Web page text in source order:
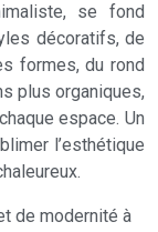
se fond
décoratifs, de
formes, du rond
plus organiques,
espace. Un
l’esthétique
de modernité à